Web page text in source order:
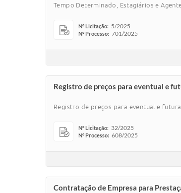
Tempo Determinado, Estagiários e
Nº Licitação: 5/2025
Nº Processo: 701/2025
Registro de preços para eventual e
Registro de preços para eventual e
Nº Licitação: 32/2025
Nº Processo: 608/2025
Contratação de Empresa para